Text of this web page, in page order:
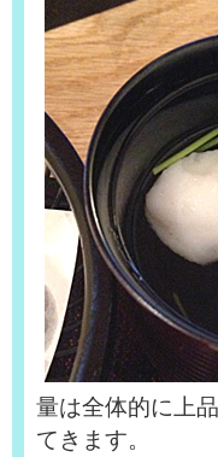
量は全体的に上
てきます。